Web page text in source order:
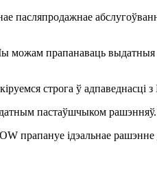
прапанаваць
строга ў адпаведнасці
пастаўшчыком
прапануе ідэальнае